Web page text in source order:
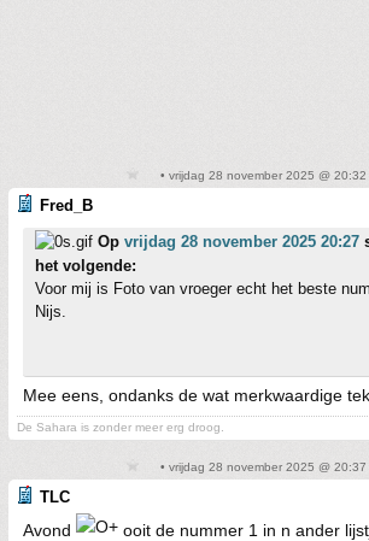
• vrijdag 28 november 2025 @ 20:32
Fred_B
Op vrijdag 28 november 2025 20:27
het volgende:
Voor mij is Foto van vroeger echt het beste
Nijs.
Mee eens, ondanks de wat merkwaardige
De Sahara is zonder meer erg droog.
• vrijdag 28 november 2025 @ 20:37
TLC
Avond ooit de nummer 1 in n ander